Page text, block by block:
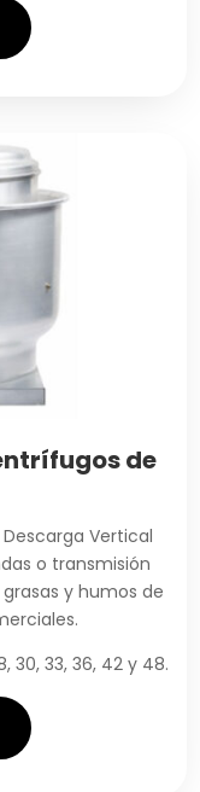
de
Vertical
o transmisión
y humos de
30, 33, 36, 42 y 48.